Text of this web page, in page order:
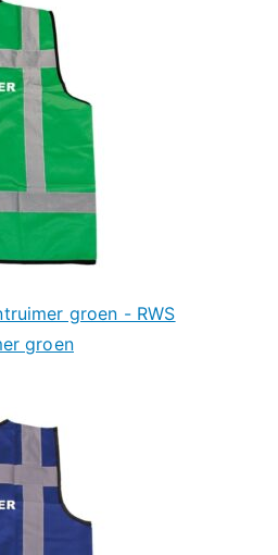
groen - RWS
groen